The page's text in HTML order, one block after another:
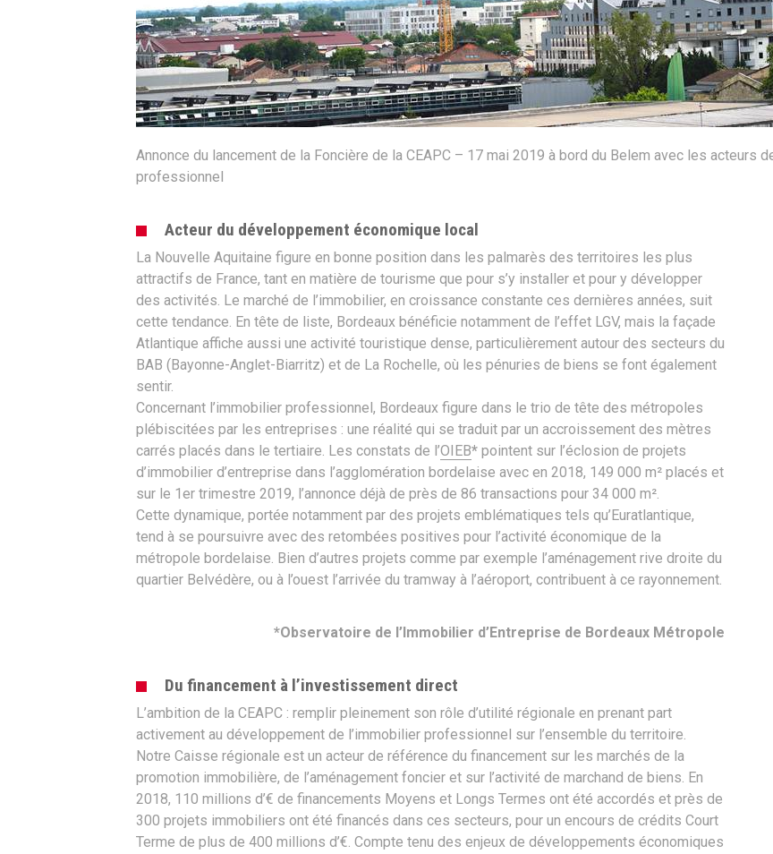
Annonce du lancement de la Foncière de la CEAPC – 17 mai 2019 à bord du Belem avec les acteurs
professionnel
Acteur du développement économique local
La Nouvelle Aquitaine figure en bonne position dans les palmarès des territoires les plus
attractifs de France, tant en matière de tourisme que pour s’y installer et pour y développer
des activités. Le marché de l’immobilier, en croissance constante ces dernières années, suit
cette tendance. En tête de liste, Bordeaux bénéficie notamment de l’effet LGV, mais la façade
Atlantique affiche aussi une activité touristique dense, particulièrement autour des secteurs du
BAB (Bayonne-Anglet-Biarritz) et de La Rochelle, où les pénuries de biens se font également
sentir.
Concernant l’immobilier professionnel, Bordeaux figure dans le trio de tête des métropoles
plébiscitées par les entreprises : une réalité qui se traduit par un accroissement des mètres
carrés placés dans le tertiaire. Les constats de l’OIEB* pointent sur l’éclosion de projets
d’immobilier d’entreprise dans l’agglomération bordelaise avec en 2018, 149 000 m² placés et
sur le 1er trimestre 2019, l’annonce déjà de près de 86 transactions pour 34 000 m².
Cette dynamique, portée notamment par des projets emblématiques tels qu’Euratlantique,
tend à se poursuivre avec des retombées positives pour l’activité économique de la
métropole bordelaise. Bien d’autres projets comme par exemple l’aménagement rive droite du
quartier Belvédère, ou à l’ouest l’arrivée du tramway à l’aéroport, contribuent à ce rayonnement.
*Observatoire de l’Immobilier d’Entreprise de Bordeaux Métropole
Du financement à l’investissement direct
L’ambition de la CEAPC : remplir pleinement son rôle d’utilité régionale en prenant part
activement au développement de l’immobilier professionnel sur l’ensemble du territoire.
Notre Caisse régionale est un acteur de référence du financement sur les marchés de la
promotion immobilière, de l’aménagement foncier et sur l’activité de marchand de biens. En
2018, 110 millions d’€ de financements Moyens et Longs Termes ont été accordés et près de
300 projets immobiliers ont été financés dans ces secteurs, pour un encours de crédits Court
Terme de plus de 400 millions d’€. Compte tenu des enjeux de développements économiques